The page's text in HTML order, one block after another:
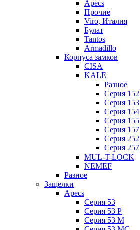
Apecs
Прочие
Viro, Италия
Булат
Tantos
Armadillo
Корпуса замков
CISA
KALE
Разное
Серия 152
Серия 153
Серия 154
Серия 155
Серия 157
Серия 252
Серия 257
MUL-T-LOCK
NEMEF
Разное
Защелки
Apecs
Серия 53
Серия 53 P
Серия 53 М